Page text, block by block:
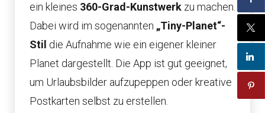
ein kleines 360-Grad-Kunstwerk zu machen.
Dabei wird im sogenannten „Tiny-Planet“-
Stil die Aufnahme wie ein eigener kleiner
Planet dargestellt. Die App ist gut geeignet,
um Urlaubsbilder aufzupeppen oder kreative
Postkarten selbst zu erstellen.